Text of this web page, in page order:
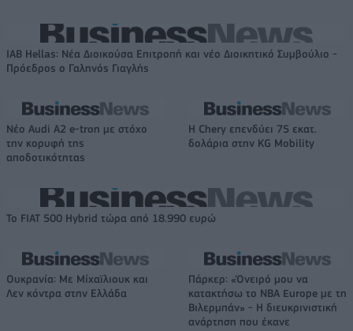
IAB Hellas: Νέα Διοικούσα Επιτροπή και νέο Διοικητικό Συμβούλιο -
Πρόεδρος ο Γαληνός Γιαγλής
Νέο Audi A2 e-tron με στόχο
την κορυφή της
αποδοτικότητας
Η Chery επενδύει 75 εκατ.
δολάρια στην KG Mobility
Το FIAT 500 Hybrid τώρα από 18.990 ευρώ
Ουκρανία: Με Μίχαϊλιουκ και
Λεν κόντρα στην Ελλάδα
Πάρκερ: «Όνειρό μου να
κατακτήσω το ΝΒΑ Europe με τη
Βιλερμπάν» - Η διευκρινιστική
ανάρτηση που έκανε